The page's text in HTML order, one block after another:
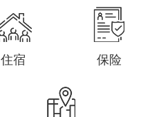
住宿 保险